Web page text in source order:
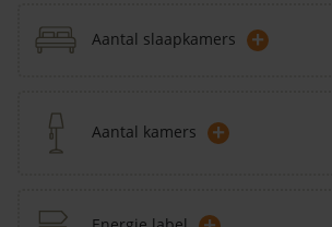
Aantal slaapkamers +
Aantal kamers +